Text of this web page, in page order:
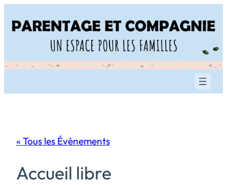
« Tous les Évènements
Accueil libre